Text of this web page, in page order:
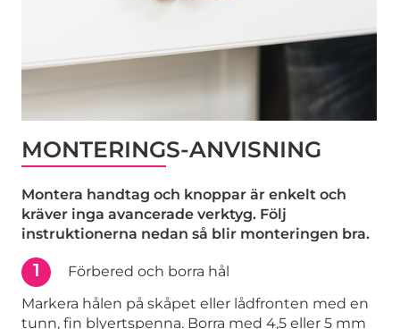
MONTERINGS-ANVISNING
Montera handtag och knoppar är enkelt och
kräver inga avancerade verktyg. Följ
instruktionerna nedan så blir monteringen bra.
1
Förbered och borra hål
Markera hålen på skåpet eller lådfronten med en
tunn, fin blyertspenna. Borra med 4,5 eller 5 mm